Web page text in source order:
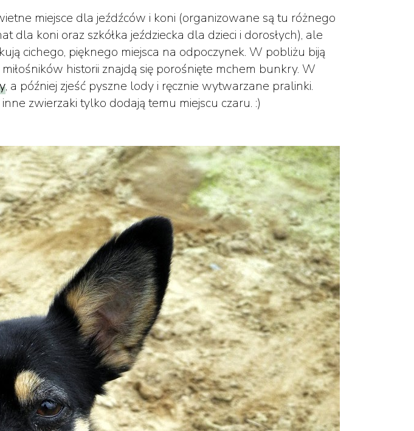
miejsce dla jeźdźców i koni (organizowane są tu różnego
dla koni oraz szkółka jeździecka dla dzieci i dorosłych), ale
cichego, pięknego miejsca na odpoczynek. W pobliżu biją
historii znajdą się porośnięte mchem bunkry. W
, a później zjeść pyszne lody i ręcznie wytwarzane pralinki.
zwierzaki tylko dodają temu miejscu czaru. :)